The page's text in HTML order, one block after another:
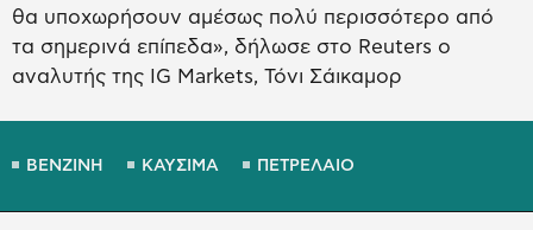
θα υποχωρήσουν αμέσως πολύ περισσότερο από
τα σημερινά επίπεδα», δήλωσε στο Reuters ο
αναλυτής της IG Markets, Τόνι Σάικαμορ
ΒΕΝΖΙΝΗ ΚΑΥΣΙΜΑ ΠΕΤΡΕΛΑΙΟ